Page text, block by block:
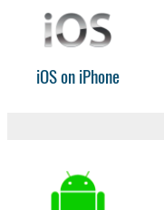
iOS on iPhone